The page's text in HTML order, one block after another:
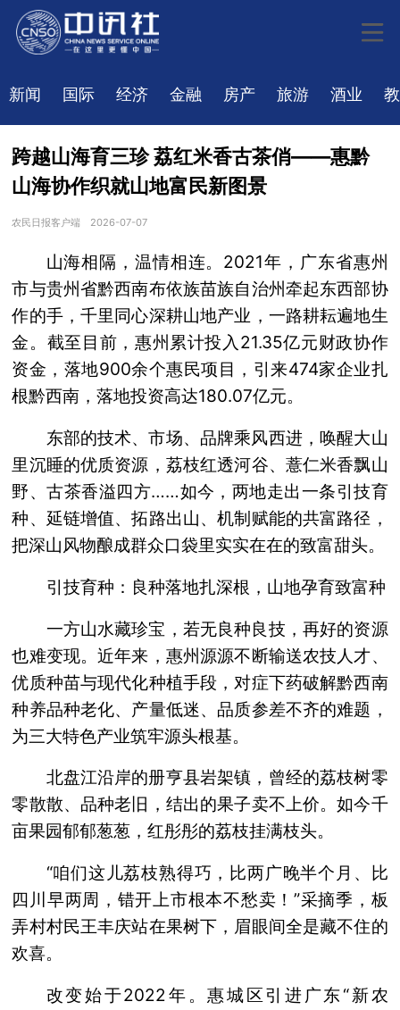
新闻 国际 经济 金融 房产 旅游 酒业
跨越山海育三珍 荔红米香古茶俏——惠黔
山海协作织就山地富民新图景
农民日报客户端 2026-07-07
山海相隔，温情相连。2021年，广东省惠州
市与贵州省黔西南布依族苗族自治州牵起东西部协
作的手，千里同心深耕山地产业，一路耕耘遍地生
金。截至目前，惠州累计投入21.35亿元财政协作
资金，落地900余个惠民项目，引来474家企业扎
根黔西南，落地投资高达180.07亿元。
东部的技术、市场、品牌乘风西进，唤醒大山
里沉睡的优质资源，荔枝红透河谷、薏仁米香飘山
野、古茶香溢四方……如今，两地走出一条引技育
种、延链增值、拓路出山、机制赋能的共富路径，
把深山风物酿成群众口袋里实实在在的致富甜头。
引技育种：良种落地扎深根，山地孕育致富种
一方山水藏珍宝，若无良种良技，再好的资源
也难变现。近年来，惠州源源不断输送农技人才、
优质种苗与现代化种植手段，对症下药破解黔西南
种养品种老化、产量低迷、品质参差不齐的难题，
为三大特色产业筑牢源头根基。
北盘江沿岸的册亨县岩架镇，曾经的荔枝树零
零散散、品种老旧，结出的果子卖不上价。如今千
亩果园郁郁葱葱，红彤彤的荔枝挂满枝头。
“咱们这儿荔枝熟得巧，比两广晚半个月、比
四川早两周，错开上市根本不愁卖！”采摘季，板
弄村村民王丰庆站在果树下，眉眼间全是藏不住的
欢喜。
改变始于2022年。惠城区引进广东“新农